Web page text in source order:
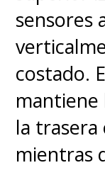
sensores
costado.
mantiene
la trasera
mientras